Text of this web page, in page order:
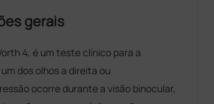
gerais
4, é um teste clínico para a
dos olhos a direita ou
ocorre durante a visão binocular,